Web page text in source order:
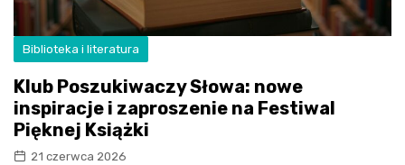
Biblioteka i literatura
Klub Poszukiwaczy Słowa: nowe
inspiracje i zaproszenie na Festiwal
Pięknej Książki
21 czerwca 2026